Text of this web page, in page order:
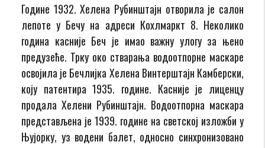
Године 1932. Хелена Рубинштајн отворила је салон
лепоте у Бечу на адреси Кохлмаркт 8. Неколико
година касније Беч је имао важну улогу за њено
предузеће. Трку око стварања водоотпорне маскаре
освојила је Бечлијка Хелена Винтерштајн Камберски,
коју патентира 1935. године. Касније је лиценцу
продала Хелени Рубинштајн. Водоотпорна маскара
представљена је 1939. године на светској изложби у
Њујорку, уз водени балет, односно синхронизовано